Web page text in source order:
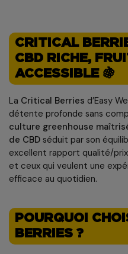
CRITICAL
CBD RICHE,
ACCESSIBLE 🍇
La Critical Berries d’Easy
détente profonde sans
culture greenhouse
de CBD séduit par son
excellent rapport qualité/
et ceux qui veulent une
efficace au quotidien.
POURQUOI
BERRIES ?